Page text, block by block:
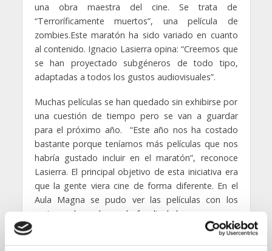
una obra maestra del cine. Se trata de
“Terroríficamente muertos”, una película de
zombies.Este maratón ha sido variado en cuanto
al contenido. Ignacio Lasierra opina: “Creemos que
se han proyectado subgéneros de todo tipo,
adaptadas a todos los gustos audiovisuales”.
Muchas películas se han quedado sin exhibirse por
una cuestión de tiempo pero se van a guardar
para el próximo año. “Este año nos ha costado
bastante porque teníamos más películas que nos
habría gustado incluir en el maratón”, reconoce
Lasierra. El principal objetivo de esta iniciativa era
que la gente viera cine de forma diferente. En el
Aula Magna se pudo ver las películas con los
amigos, de noche en la facultad de una manera
más distendida y jovial. Se ven los largometrajes